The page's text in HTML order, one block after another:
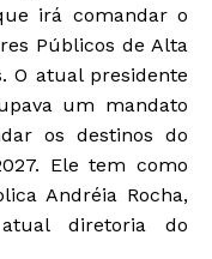
irá comandar o
Públicos de Alta
O atual presidente
um mandato
os destinos do
Ele tem como
Andréia Rocha,
diretoria do